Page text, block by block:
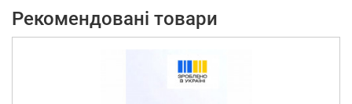
Рекомендовані товари